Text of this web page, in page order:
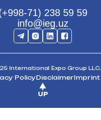
71) 238 59 59
info@ieg.uz
International Expo Group LLC.
PolicyDisclaimerImprint
UP